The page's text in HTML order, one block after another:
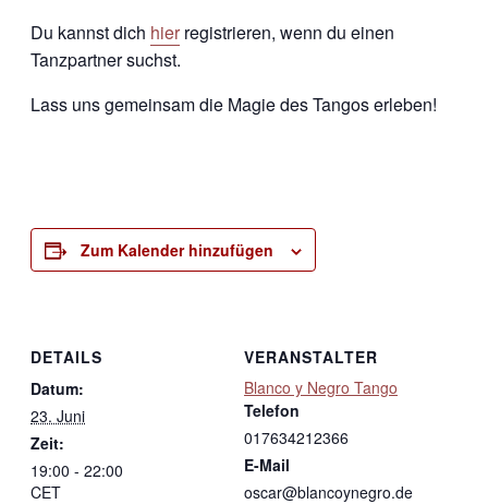
Du kannst dich hier registrieren, wenn du einen
Tanzpartner suchst.
Lass uns gemeinsam die Magie des Tangos erleben!
Zum Kalender hinzufügen
DETAILS
Datum:
23. Juni
Zeit:
19:00 - 22:00
CET
VERANSTALTER
Blanco y Negro Tango
Telefon
017634212366
E-Mail
oscar@blancoynegro.de